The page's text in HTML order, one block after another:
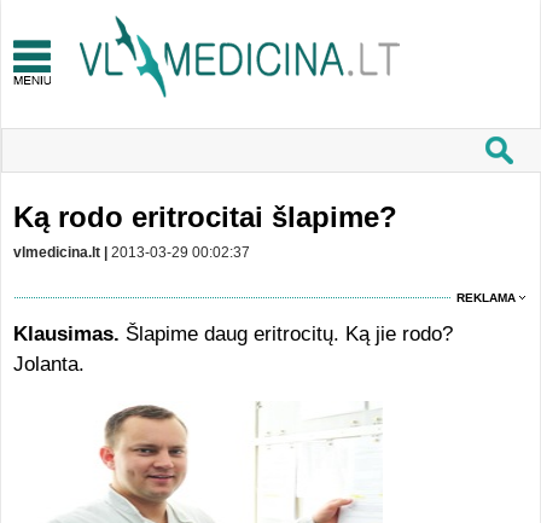
Ką rodo eritrocitai šlapime?
vlmedicina.lt | 2013-03-29 00:02:37
REKLAMA
Klausimas. Šlapime daug eritrocitų. Ką jie rodo?
Jolanta.